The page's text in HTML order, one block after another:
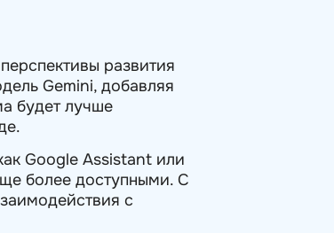
развития
Gemini, добавляя
будет лучше
Google Assistant или
более доступными. С
с